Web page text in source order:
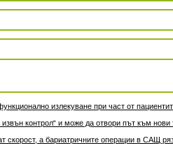
излекуване при част от
контрол“ и може да отвори път към нови
скорост, а бариатричните операции в САЩ